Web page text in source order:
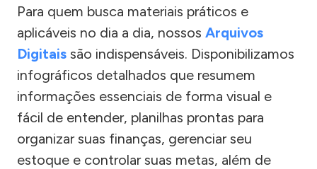
Para quem busca materiais práticos e
aplicáveis no dia a dia, nossos Arquivos
Digitais são indispensáveis. Disponibilizamos
infográficos detalhados que resumem
informações essenciais de forma visual e
fácil de entender, planilhas prontas para
organizar suas finanças, gerenciar seu
estoque e controlar suas metas, além de